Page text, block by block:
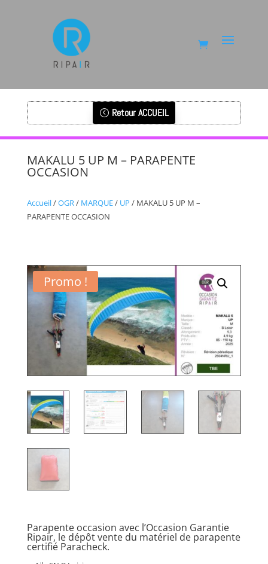
Retour ACCUEIL
MAKALU 5 UP M – PARAPENTE
OCCASION
Accueil/OGR/ MARQUE/ UP / MAKALU 5 UP M –
PARAPENTE OCCASION
Promo !
Parapente occasion avec l’Occasion Garantie
Ripair, le dépôt vente du matériel de parapente
certifié Paracheck.